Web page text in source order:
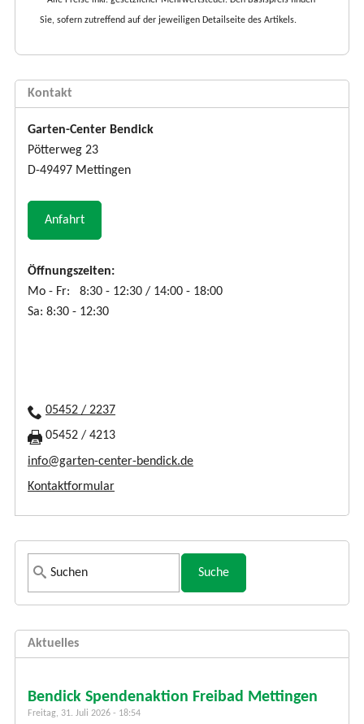
Sie, sofern zutreffend auf der jeweiligen Detailseite des Artikels.
Kontakt
Garten-Center Bendick
Pötterweg 23
D-49497 Mettingen
Anfahrt
Öffnungszeiten:
Mo - Fr: 8:30 - 12:30 / 14:00 - 18:00
Sa: 8:30 - 12:30
05452 / 2237
05452 / 4213
info@garten-center-bendick.de
Kontaktformular
S
u
h
f
r
m
Aktuelles
Bendick Spendenaktion Freibad Mettingen
Freitag, 31. Juli 2026 - 18:54